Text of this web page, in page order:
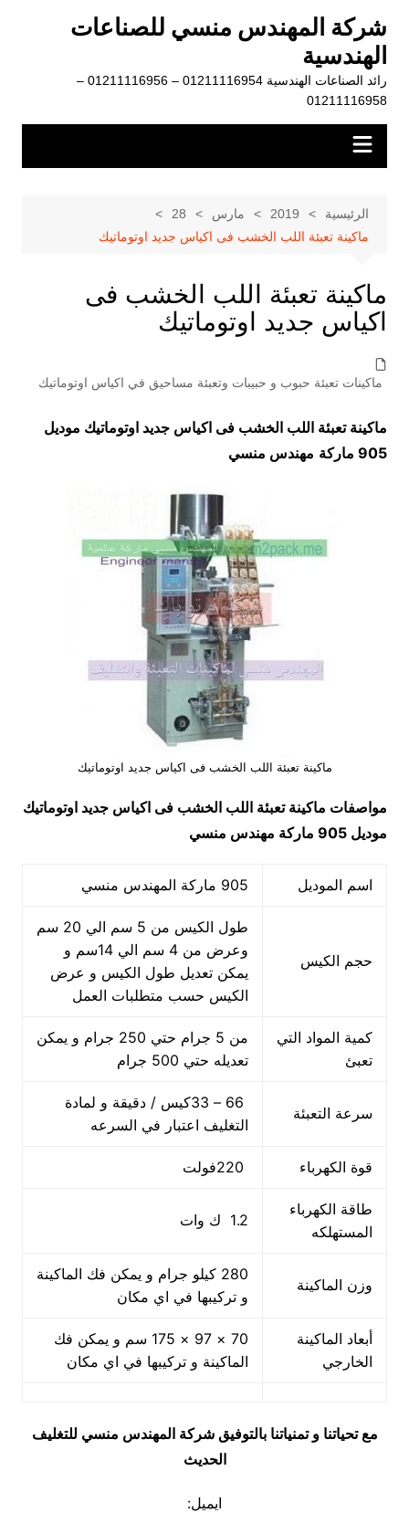
المحتوى
شركة المهندس منسي للصناعات
الهندسية
رائد الصناعات الهندسية 01211116954 – 01211116956 –
01211116958
الرئيسية 2019 مارس
28
ماكينة تعبئة اللب الخشب فى اكياس جديد اوتوماتيك
ماكينة تعبئة اللب الخشب فى
اكياس جديد اوتوماتيك
ماكينات تعبئة حبوب و حبيبات وتعبئة مساحيق في اكياس اوتوماتيك
ماكينة تعبئة اللب الخشب فى اكياس جديد اوتوماتيك موديل
905 ماركة
مهندس منسي
ماكينة تعبئة اللب الخشب فى اكياس جديد اوتوماتيك
مواصفات ماكينة تعبئة اللب الخشب فى اكياس جديد اوتوماتيك
موديل 905 ماركة مهندس منسي
اسم الموديل 905 ماركة المهندس منسي
حجم الكيس
طول الكيس من 5 سم الي 20 سم
وعرض من 4 سم الي 14سم و
يمكن تعديل طول الكيس و عرض
الكيس حسب متطلبات العمل
كمية المواد التي
تعبئ
من 5 جرام حتي 250 جرام و يمكن
تعديله حتي 500 جرام
سرعة التعبئة
66 – 33كيس / دقيقة و لمادة
التغليف اعتبار في السرعه
قوة الكهرباء
طاقة الكهرباء
المستهلكه
1.2 ك وات
وزن الماكينة
280 كيلو جرام و يمكن فك الماكينة
و تركيبها في اي مكان
أبعاد الماكينة
الخارجي
70 × 97 × 175 سم و يمكن فك
الماكينة و تركيبها في اي مكان
مع تحياتنا و تمنياتنا بالتوفيق شركة المهندس منسي للتغليف
الحديث
ايميل: